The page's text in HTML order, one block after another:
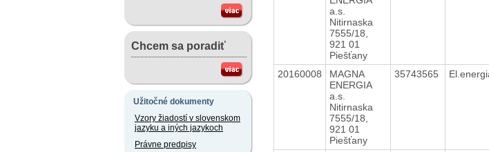
Chcem sa poradiť
Užitočné dokumenty
Vzory žiadostí v slovenskom
jazyku a iných jazykoch
Právne predpisy
a.s.
Nitirnaska
7555/18,
921 01
Piešťany
20160008
MAGNA
ENERGIA
a.s.
Nitirnaska
7555/18,
921 01
Piešťany
35743565